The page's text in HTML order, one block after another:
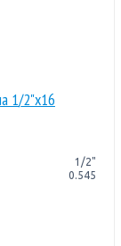
1/2"x16
1/2"
0.545